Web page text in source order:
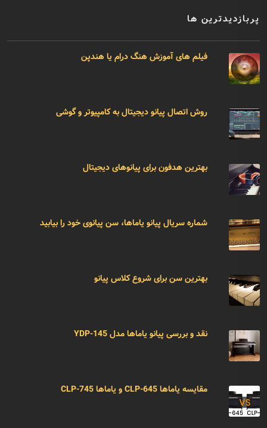
پربازدیدترین ها
فیلم های آموزش هنگ درام یا هندپن
روش اتصال پیانو دیجیتال به کامپیوتر و گوشی
بهترین هدفون برای پیانوهای دیجیتال
شماره سریال پیانو یاماها، سن پیانوی خود را بیابید
بهترین سن برای شروع کلاس پیانو
نقد و بررسی پیانو یاماها مدل YDP-145
مقایسه یاماها CLP-645 و یاماها CLP-745